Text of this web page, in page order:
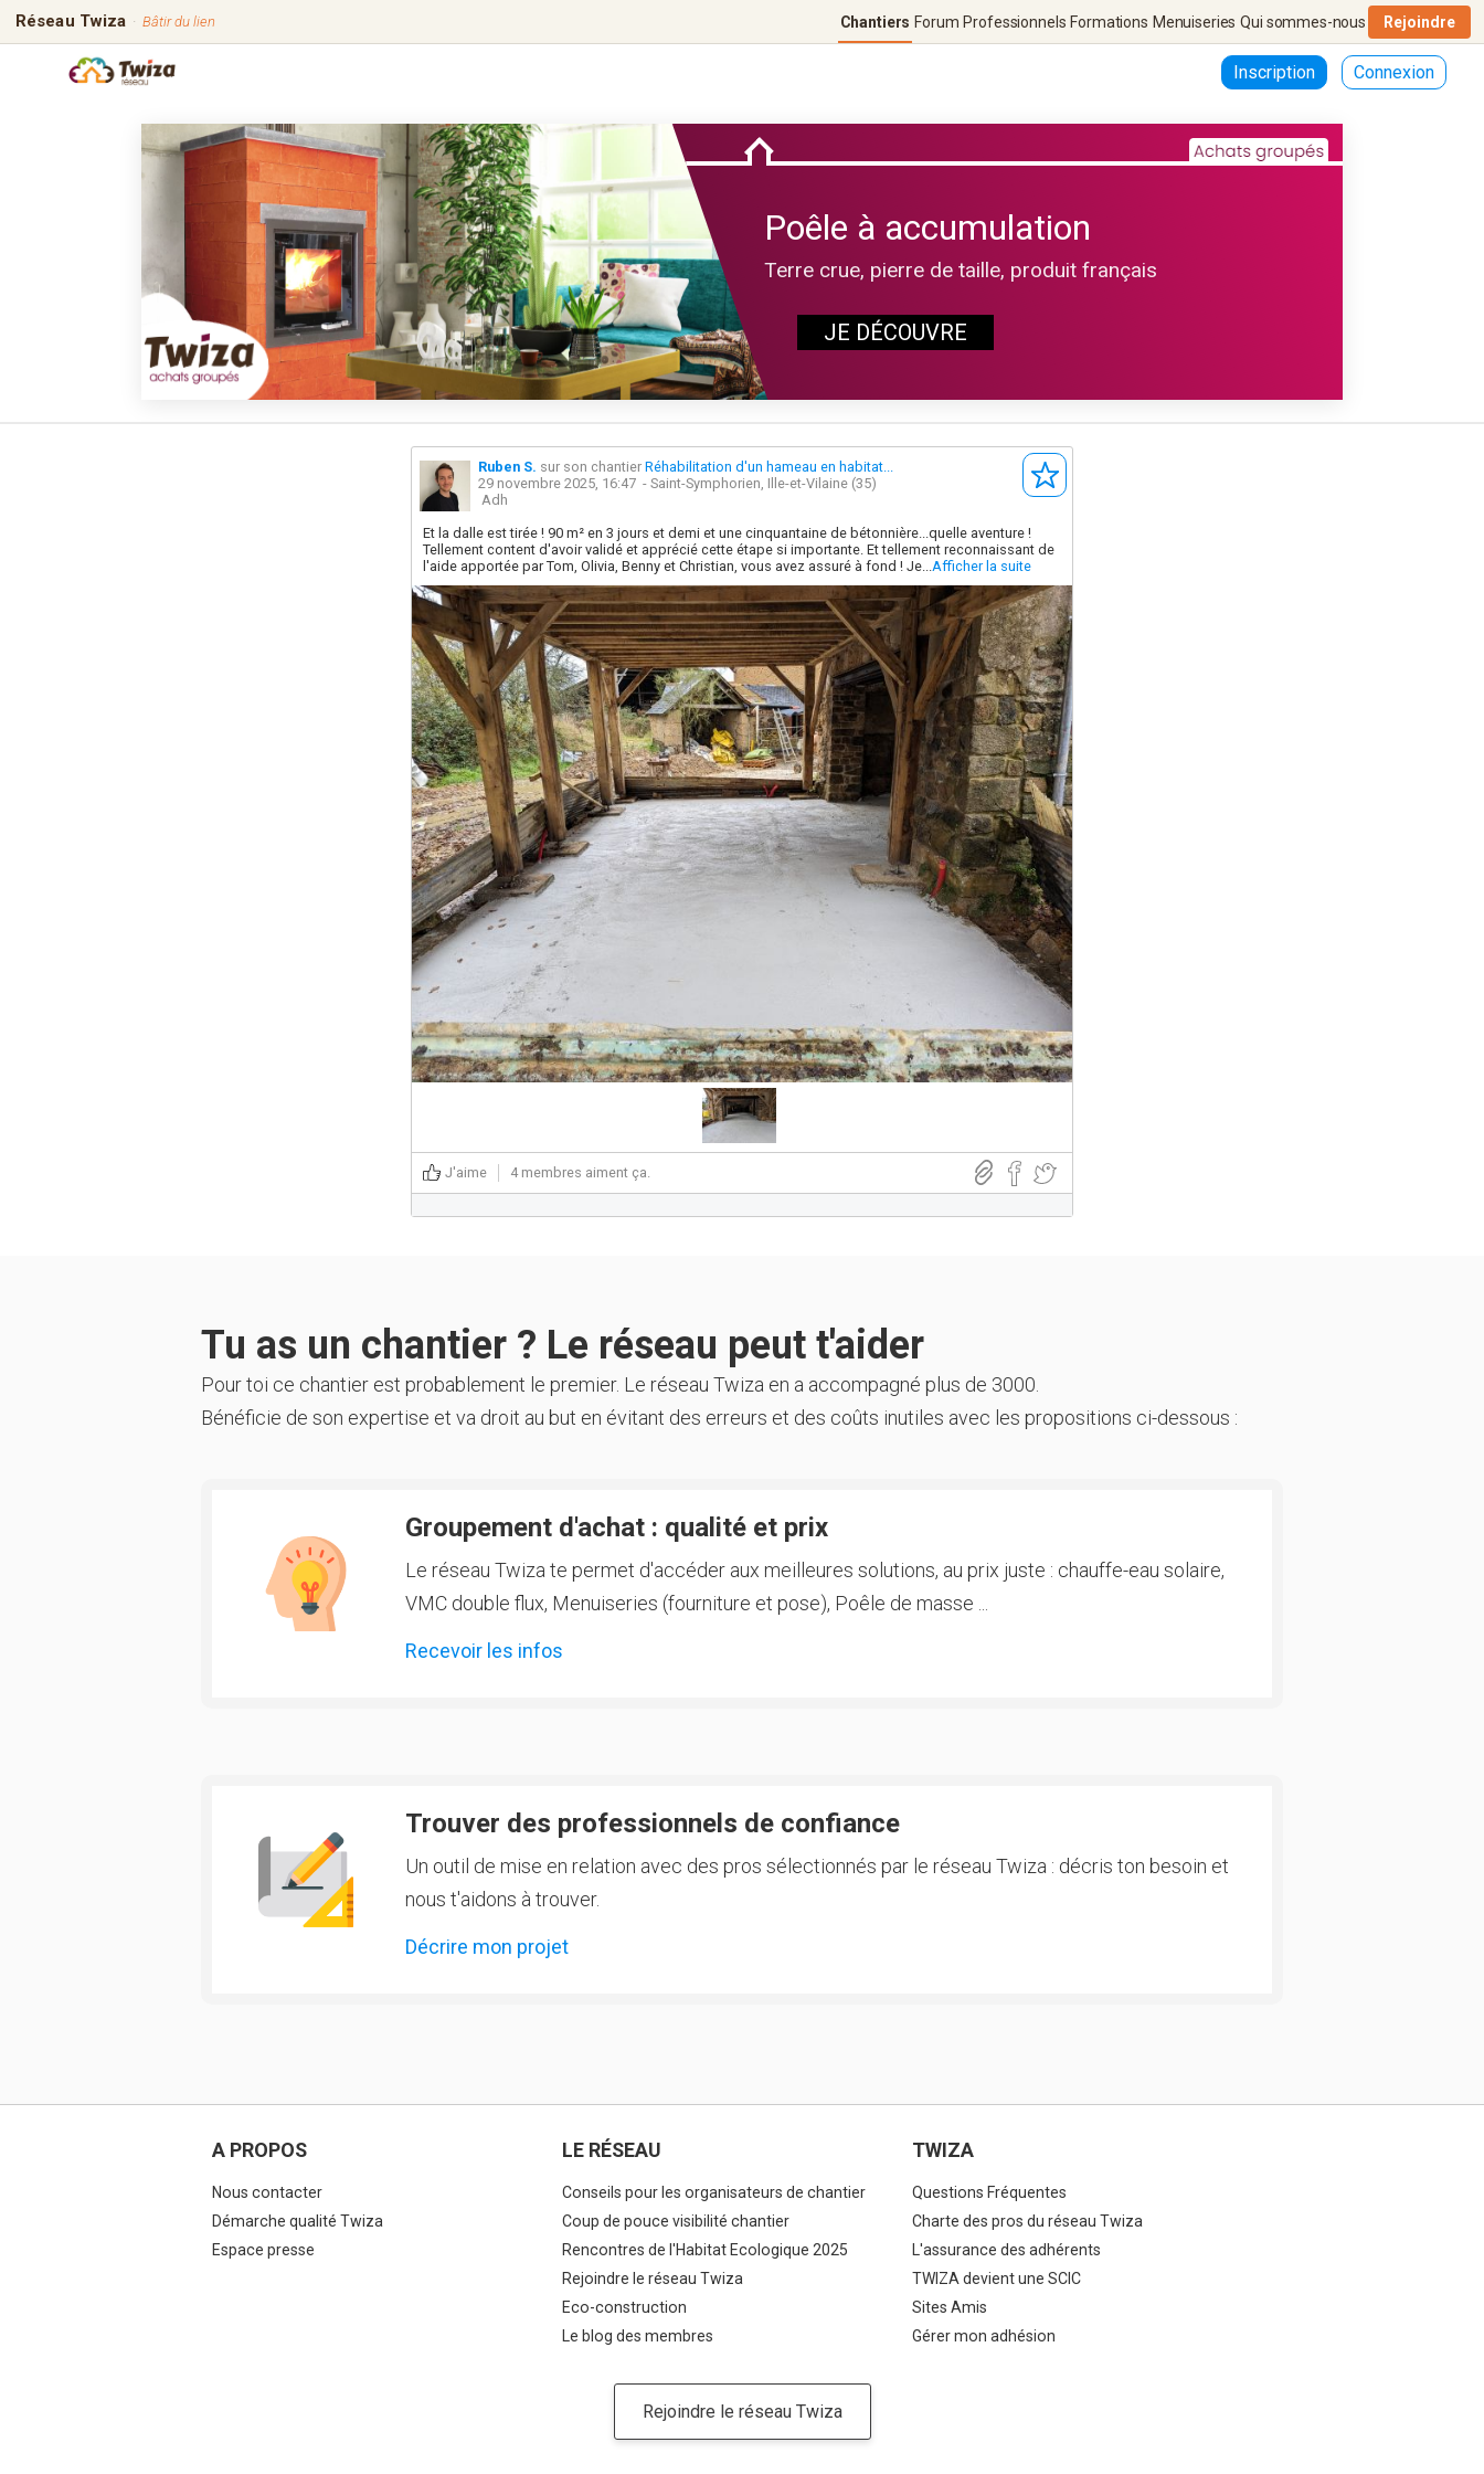
Réseau Twiza · Bâtir du lien Chantiers Forum Professionnels Formations Menuiseries Qui sommes-nous Rejoindre
Inscription Connexion
Poêle à accumulation
Terre crue, pierre de taille, produit français
JE DÉCOUVRE
Ruben S. sur son chantier Réhabilitation d'un hameau en habitat...
29 novembre 2025, 16:47 - Saint-Symphorien, Ille-et-Vilaine (35)
Adh
Et la dalle est tirée ! 90 m² en 3 jours et demi et une cinquantaine de bétonnière...quelle aventure !
Tellement content d'avoir validé et apprécié cette étape si importante. Et tellement reconnaissant de
l'aide apportée par Tom, Olivia, Benny et Christian, vous avez assuré à fond ! Je...Afficher la suite
J'aime 4 membres aiment ça.
Tu as un chantier ? Le réseau peut t'aider
Pour toi ce chantier est probablement le premier. Le réseau Twiza en a accompagné plus de 3000.
Bénéficie de son expertise et va droit au but en évitant des erreurs et des coûts inutiles avec les propositions ci-dessous :
Groupement d'achat : qualité et prix
Le réseau Twiza te permet d'accéder aux meilleures solutions, au prix juste : chauffe-eau solaire,
VMC double flux, Menuiseries (fourniture et pose), Poêle de masse ...
Recevoir les infos
Trouver des professionnels de confiance
Un outil de mise en relation avec des pros sélectionnés par le réseau Twiza : décris ton besoin et
nous t'aidons à trouver.
Décrire mon projet
A PROPOS
Nous contacter
Démarche qualité Twiza
Espace presse
LE RÉSEAU
Conseils pour les organisateurs de chantier
Coup de pouce visibilité chantier
Rencontres de l'Habitat Ecologique 2025
Rejoindre le réseau Twiza
Eco-construction
Le blog des membres
TWIZA
Questions Fréquentes
Charte des pros du réseau Twiza
L'assurance des adhérents
TWIZA devient une SCIC
Sites Amis
Gérer mon adhésion
Rejoindre le réseau Twiza